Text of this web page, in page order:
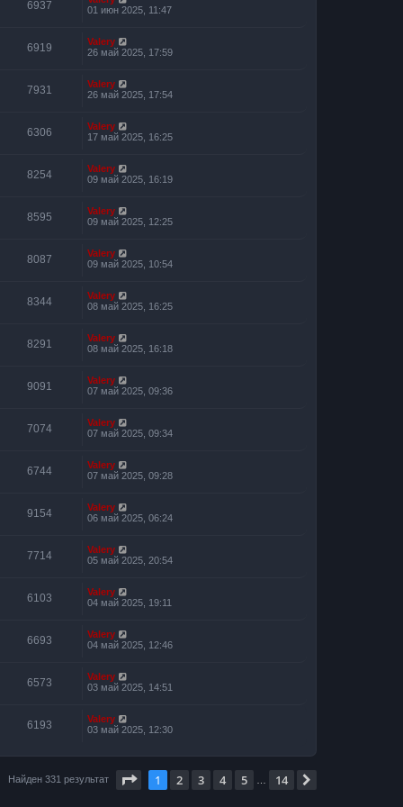
6937
01 июн 2025, 11:47
6919
Valery
26 май 2025, 17:59
7931
Valery
26 май 2025, 17:54
6306
Valery
17 май 2025, 16:25
8254
Valery
09 май 2025, 16:19
8595
Valery
09 май 2025, 12:25
8087
Valery
09 май 2025, 10:54
8344
Valery
08 май 2025, 16:25
8291
Valery
08 май 2025, 16:18
9091
Valery
07 май 2025, 09:36
7074
Valery
07 май 2025, 09:34
6744
Valery
07 май 2025, 09:28
9154
Valery
06 май 2025, 06:24
7714
Valery
05 май 2025, 20:54
6103
Valery
04 май 2025, 19:11
6693
Valery
04 май 2025, 12:46
6573
Valery
03 май 2025, 14:51
6193
Valery
03 май 2025, 12:30
Найден 331 результат Страница1 из
1 2 3 4 5 14